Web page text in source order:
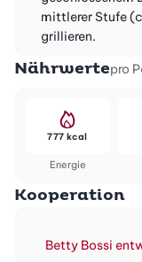
mittlerer Stufe
grillieren.
Nährwertepro
Energie
777 kcal
Kooperation
Betty Bossi